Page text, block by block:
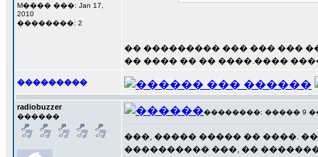
M���� ���: Jan 17,
2010
��������: 2
�� ��������� ��� ��� ���
�� ���� �� �� ����.����
���������
radiobuzzer
������
��������: ����� 9 ���
���, ����� ����� �� ����.
���������� ���, ��